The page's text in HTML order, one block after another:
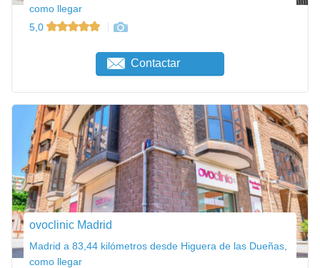
como llegar
5,0
Contactar
ovoclinic Madrid
Madrid a 83,44 kilómetros desde Higuera de las Dueñas,
como llegar